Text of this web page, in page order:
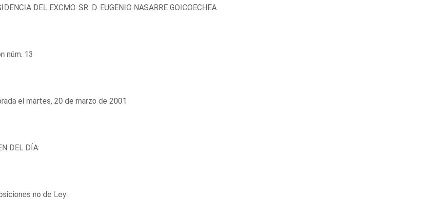
DEL EXCMO. SR. D. EUGENIO NASARRE GOICOECHEA
núm. 13
el martes, 20 de marzo de 2001
DEL DÍA:
no de Ley: